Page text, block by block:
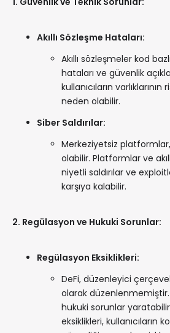
Akıllı Sözleşme Hataları:
Akıllı sözleşmeler kod
hataları ve güvenlik
kullanıcıların
neden olabilir.
Siber Saldırılar:
Merkeziyetsiz platformlar,
olabilir. Platformlar ve
niyetli saldırılar ve
karşıya kalabilir.
2. Regülasyon ve Hukuki Sorunlar:
Regülasyon Eksiklikleri:
DeFi, düzenleyici
olarak düzenlenmemiştir.
hukuki sorunlar
eksiklikleri, kullanıcıların